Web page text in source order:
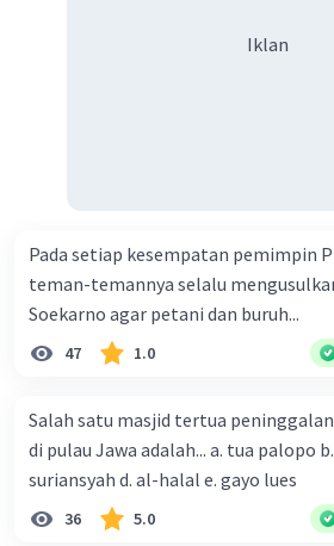
Iklan
Pada setiap kesempatan pemimpin
teman-temannya selalu
Soekarno agar petani dan buruh...
47 1.0
Salah satu masjid tertua
di pulau Jawa adalah... a. tua palopo b. mantingan c.
suriansyah d. al-halal e. gayo lues
36 5.0